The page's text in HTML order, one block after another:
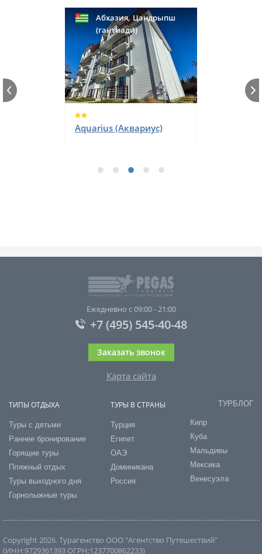
Абхазия,Цандрыпш
(гантиади)
Aquarius (Аквариус)
Ежедневно с 09:00 - 21:00
+7 (495) 545-40-48
Заказать звонок
Карта сайта
ТИПЫ ОТДЫХА
Туры с детьми
Раннее бронирование
Горящие туры
Пляжный отдых
Туры выходного дня
Горнолыжные туры
ТУРЫ В СТРАНЫ
Турция
Египет
ОАЭ
Доминикана
Россия
ТУРБЛОГ
Кипр
Куба
Мальдивы
Мексика
Венесуэла
Copyright 2026. Турагенство ООО "Агентство Путешествий"
(ИНН:9729361393 ОГРН:1237700862233)